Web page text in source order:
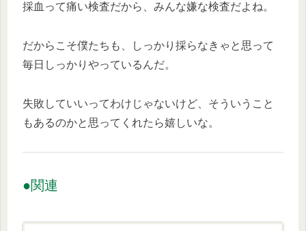
採血って痛い検査だから、みんな嫌な検査だよね。
だからこそ僕たちも、しっかり採らなきゃと思って
毎日しっかりやっているんだ。
失敗していいってわけじゃないけど、そういうこと
もあるのかと思ってくれたら嬉しいな。
●関連